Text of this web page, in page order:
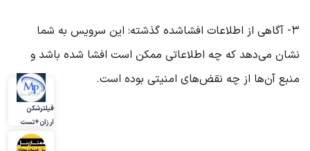
۳- آگاهی از اطلاعات افشاشده گذشته: این سرویس به شما
نشان می‌دهد که چه اطلاعاتی ممکن است افشا شده باشد و
منبع آن‌ها از چه نقض‌های امنیتی بوده است.
فیلترشکن
ارزان+تست